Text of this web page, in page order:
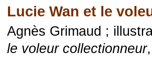
Lucie Wan et le
Agnès Grimaud ;
le voleur collectionneur